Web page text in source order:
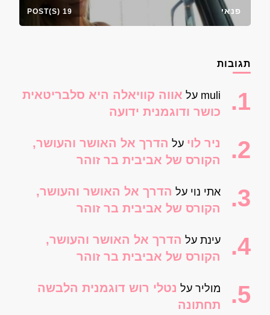
פנאי 19 POST(S)
תגובות
muli על אווה קוויאלה היא סלבריטאית
כושר ודוגמנית ידועה
ניר לוי על הדרך אל האושר והעושר,
הקורס של אביבית בר זוהר
אתי נוי על הדרך אל האושר והעושר,
הקורס של אביבית בר זוהר
עינת על הדרך אל האושר והעושר,
הקורס של אביבית בר זוהר
מוליר על נטלי רוש דוגמנית הלבשה
תחתונה